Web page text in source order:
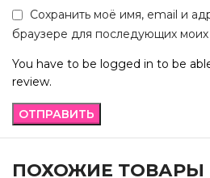
Сохранить моё имя, email и
браузере для последующих
You have to be logged in to be
review.
ПОХОЖИЕ ТОВАРЫ